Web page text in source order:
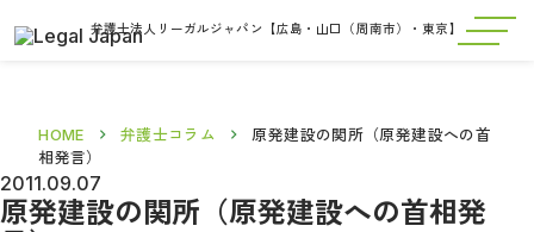
弁護士法人リーガルジャパン【広島・山口（周南市）・東京】
HOME 弁護士コラム
原発建設の関所（原発建設への首
相発言）
2011.09.07
原発建設の関所（原発建設への首相発